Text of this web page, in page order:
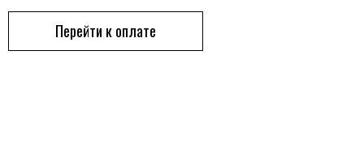
Перейти к оплате